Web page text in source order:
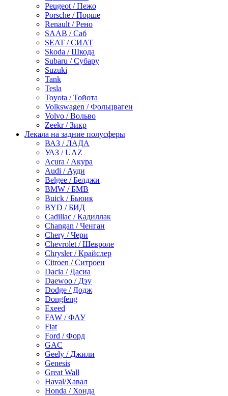
Peugeot / Пежо
Porsche / Порше
Renault / Рено
SAAB / Саб
SEAT / СИАТ
Skoda / Шкода
Subaru / Субару
Suzuki
Tank
Tesla
Toyota / Тойота
Volkswagen / Фольцваген
Volvo / Вольво
Zeekr / Зикр
Лекала на задние полусферы
ВАЗ / ЛАДА
УАЗ / UAZ
Acura / Акура
Audi / Ауди
Belgee / Белджи
BMW / БМВ
Buick / Бьюик
BYD / БИД
Cadillac / Кадиллак
Changan / Ченган
Chery / Чери
Chevrolet / Шевроле
Chrysler / Крайслер
Citroen / Ситроен
Dacia / Дасиа
Daewoo / Дэу
Dodge / Додж
Dongfeng
Exeed
FAW / ФАУ
Fiat
Ford / Форд
GAC
Geely / Джили
Genesis
Great Wall
Haval/Хавал
Honda / Хонда